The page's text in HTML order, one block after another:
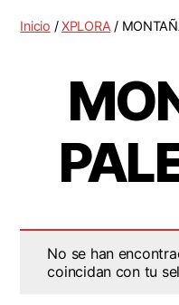
Inicio /XPLORA /
No se han
coincidan con tu